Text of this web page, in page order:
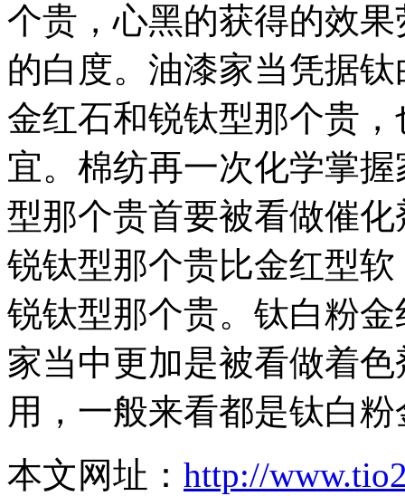
个贵，心黑的获得的效
的白度。油漆家当凭据
金红石和锐钛型那个贵
宜。棉纺再一次化学掌
型那个贵首要被看做催
锐钛型那个贵比金红型
锐钛型那个贵。钛白粉
家当中更加是被看做着
用，一般来看都是钛白
本文网址： http://